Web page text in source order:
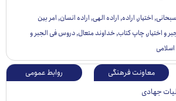
اختیار,اراده,اراده الهی,اراده انسان,امر بین
,چاپ کتاب,خداوند متعال,دروس فی الجبر و
معاونت فرهنگی
روابط عمومی